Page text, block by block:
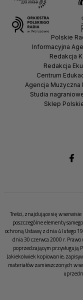
Polskie
Informacyjna
Redakcja
Redakcja
Centrum
Agencja Muzyczna
Studia
Sklep
Treści, znajdujące się w
poszczególne elementy
ochroną Ustawy z dnia 4 lutego
dnia 30 czerwca 2000 r.
poprzedzającym przysługują
Jakiekolwiek kopiowanie,
materiałów zamieszczonych w